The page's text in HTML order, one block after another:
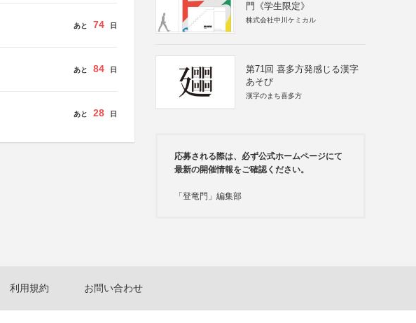
あと 74 日
あと 84 日
あと 28 日
門《学生限定》
株式会社中川ケミカル
第71回 喜多方発感じる漢字
あそび
漢字のまち喜多方
応募される際は、必ず公式ホームページにて
最新の開催情報をご確認ください。
「登竜門」編集部
利用規約 お問い合わせ